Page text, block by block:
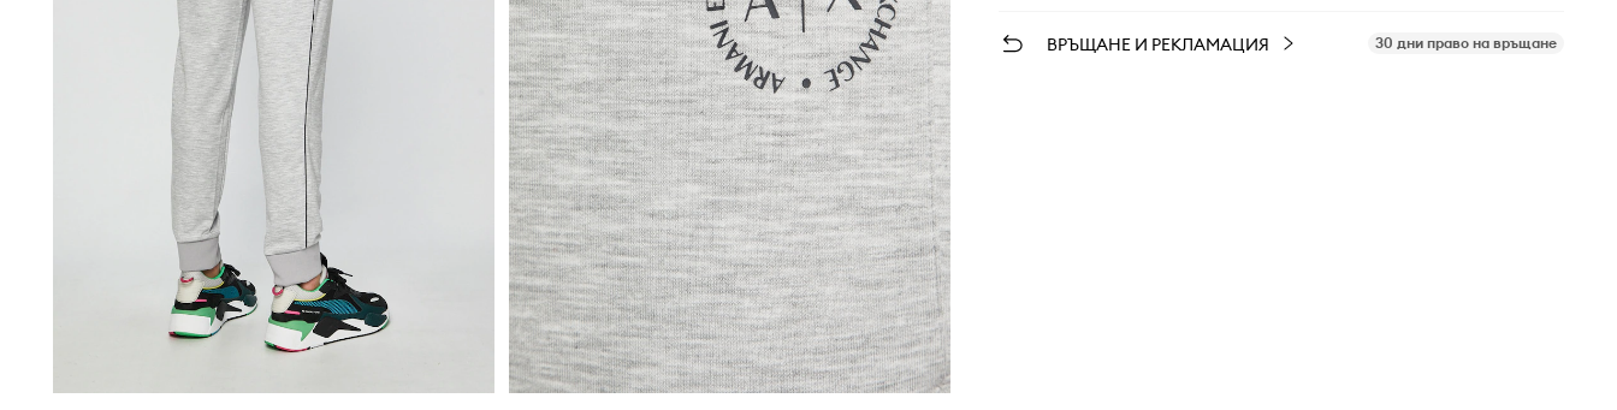
ВРЪЩАНЕ И РЕКЛАМАЦИЯ 30 дни право на връщане